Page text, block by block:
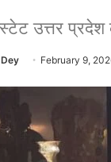
उत्तर प्रदेश
February 9,